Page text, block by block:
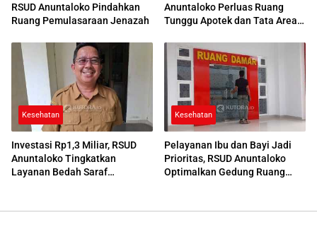
RSUD Anuntaloko Pindahkan
Ruang Pemulasaraan Jenazah
Anuntaloko Perluas Ruang
Tunggu Apotek dan Tata Area
Kesehatan
Investasi Rp1,3 Miliar, RSUD
Anuntaloko Tingkatkan
Layanan Bedah Saraf
Kesehatan
Pelayanan Ibu dan Bayi Jadi
Prioritas, RSUD Anuntaloko
Optimalkan Gedung Ruang